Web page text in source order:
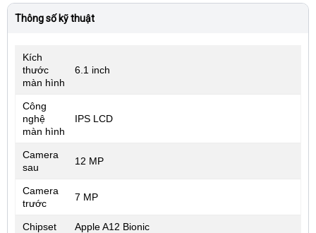
Thông số kỹ thuật
Kích
thước
màn hình
6.1 inch
Công
nghệ
màn hình
IPS LCD
Camera
sau
12 MP
Camera
trước
7 MP
Chipset Apple A12 Bionic